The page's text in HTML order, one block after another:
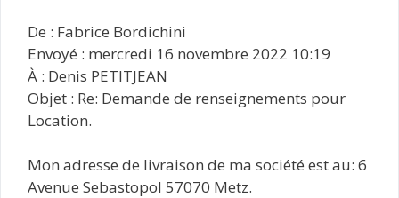
De : Fabrice Bordichini
Envoyé : mercredi 16 novembre 2022 10:19
À : Denis PETITJEAN
Objet : Re: Demande de renseignements pour
Location.
Mon adresse de livraison de ma société est au: 6
Avenue Sebastopol 57070 Metz.